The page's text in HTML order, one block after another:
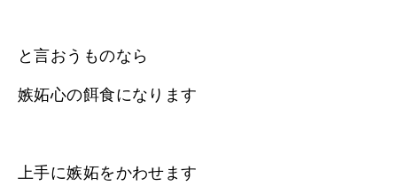
と言おうものなら
嫉妬心の餌食になります
上手に嫉妬をかわせます